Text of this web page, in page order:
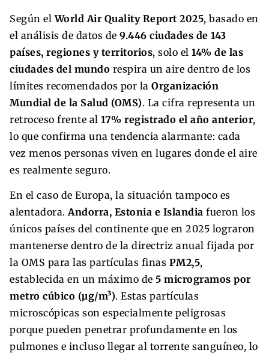
Según elWorld Air Quality Report 2025, basado en
el análisis de datos de 9.446 ciudades de 143
países, regiones y territorios, solo el 14% de las
ciudades del mundo respira un aire dentro de los
límites recomendados por la Organización
Mundial de la Salud (OMS). La cifra representa un
retroceso frente al 17% registrado el año anterior,
lo que confirma una tendencia alarmante: cada
vez menos personas viven en lugares donde el aire
es realmente seguro.
En el caso de Europa, la situación tampoco es
alentadora. Andorra, Estonia e Islandia fueron los
únicos países del continente que en 2025 lograron
mantenerse dentro de la directriz anual fijada por
la OMS para las partículas finas PM2,5,
establecida en un máximo de 5 microgramos por
metro cúbico (µg/m³). Estas partículas
microscópicas son especialmente peligrosas
porque pueden penetrar profundamente en los
pulmones e incluso llegar al torrente sanguíneo, lo